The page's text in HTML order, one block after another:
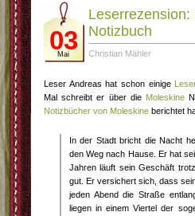
03
Mai
Notizbuch
Christian Mähler
Leser Andreas hat schon einige
Mal schreibt er über die Moleskine
Notizbücher von Moleskine berichtet
In der Stadt bricht die Nacht
den Weg nach Hause. Er hat
Jahren läuft sein Geschäft
gut. Er versichert sich, dass
jeden Abend die Straße
liegen in einem Viertel der